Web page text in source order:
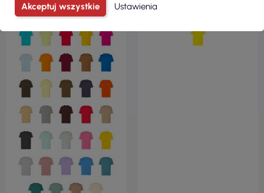
Akceptuj wszystkie Ustawienia